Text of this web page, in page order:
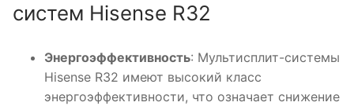
систем Hisense R32
Энергоэффективность: Мультисплит-системы
Hisense R32 имеют высокий класс
энергоэффективности, что означает снижение